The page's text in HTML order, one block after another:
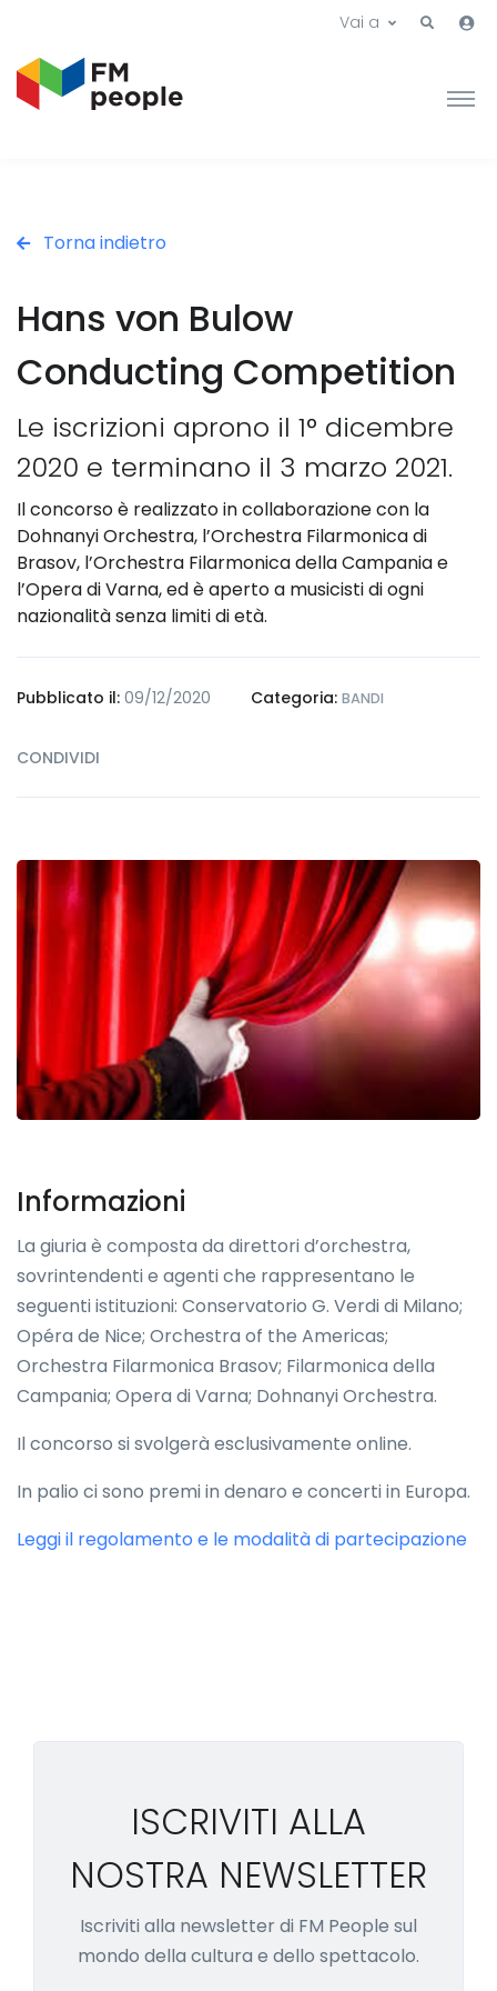
Vai a
Torna indietro
Hans von Bulow
Conducting Competition
Le iscrizioni aprono il 1° dicembre
2020 e terminano il 3 marzo 2021.
Il concorso è realizzato in collaborazione con la
Dohnanyi Orchestra, l’Orchestra Filarmonica di
Brasov, l’Orchestra Filarmonica della Campania e
l’Opera di Varna, ed è aperto a musicisti di ogni
nazionalità senza limiti di età.
Pubblicato il: 09/12/2020 Categoria: BANDI
CONDIVIDI
Informazioni
La giuria è composta da direttori d’orchestra,
sovrintendenti e agenti che rappresentano le
seguenti istituzioni: Conservatorio G. Verdi di Milano;
Opéra de Nice; Orchestra of the Americas;
Orchestra Filarmonica Brasov; Filarmonica della
Campania; Opera di Varna; Dohnanyi Orchestra.
Il concorso si svolgerà esclusivamente online.
In palio ci sono premi in denaro e concerti in Europa.
Leggi il regolamento e le modalità di partecipazione
ISCRIVITI ALLA
NOSTRA NEWSLETTER
Iscriviti alla newsletter di FM People sul
mondo della cultura e dello spettacolo.